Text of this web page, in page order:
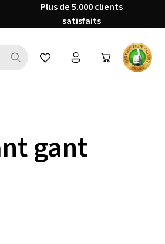
Plus de 5.000 clients
satisfaits
Vous avez 0 articles dans votre
gant